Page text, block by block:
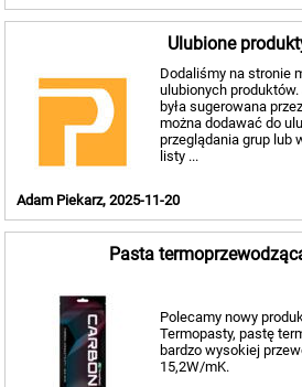
Ulubione
Dodaliśmy na stronie
ulubionych
była sugerowana
można dodawać do
przeglądania grup lub
listy ...
Adam Piekarz, 2025-11-20
Pasta
Polecamy nowy
Termopasty, pastę
bardzo wysokiej
15,2W/mK.